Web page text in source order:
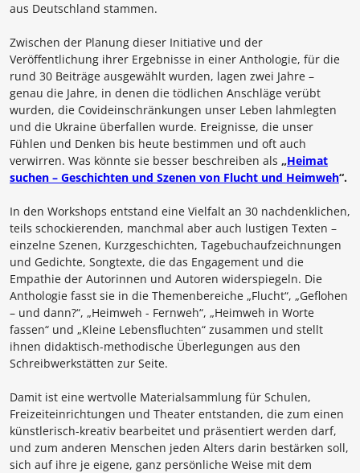
aus Deutschland stammen.
Zwischen der Planung dieser Initiative und der
Veröffentlichung ihrer Ergebnisse in einer Anthologie, für die
rund 30 Beiträge ausgewählt wurden, lagen zwei Jahre –
genau die Jahre, in denen die tödlichen Anschläge verübt
wurden, die Covideinschränkungen unser Leben lahmlegten
und die Ukraine überfallen wurde. Ereignisse, die unser
Fühlen und Denken bis heute bestimmen und oft auch
verwirren. Was könnte sie besser beschreiben als „Heimat
suchen – Geschichten und Szenen von Flucht und Heimweh“.
In den Workshops entstand eine Vielfalt an 30 nachdenklichen,
teils schockierenden, manchmal aber auch lustigen Texten –
einzelne Szenen, Kurzgeschichten, Tagebuchaufzeichnungen
und Gedichte, Songtexte, die das Engagement und die
Empathie der Autorinnen und Autoren widerspiegeln. Die
Anthologie fasst sie in die Themenbereiche „Flucht“, „Geflohen
– und dann?“, „Heimweh - Fernweh“, „Heimweh in Worte
fassen“ und „Kleine Lebensfluchten“ zusammen und stellt
ihnen didaktisch-methodische Überlegungen aus den
Schreibwerkstätten zur Seite.
Damit ist eine wertvolle Materialsammlung für Schulen,
Freizeiteinrichtungen und Theater entstanden, die zum einen
künstlerisch-kreativ bearbeitet und präsentiert werden darf,
und zum anderen Menschen jeden Alters darin bestärken soll,
sich auf ihre je eigene, ganz persönliche Weise mit dem